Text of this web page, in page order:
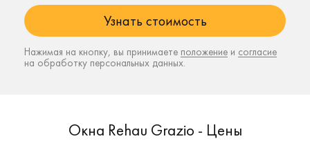
Нажимая на кнопку, вы принимаете положение и согласие
на обработку персональных данных.
Окна Rehau Grazio - Цены